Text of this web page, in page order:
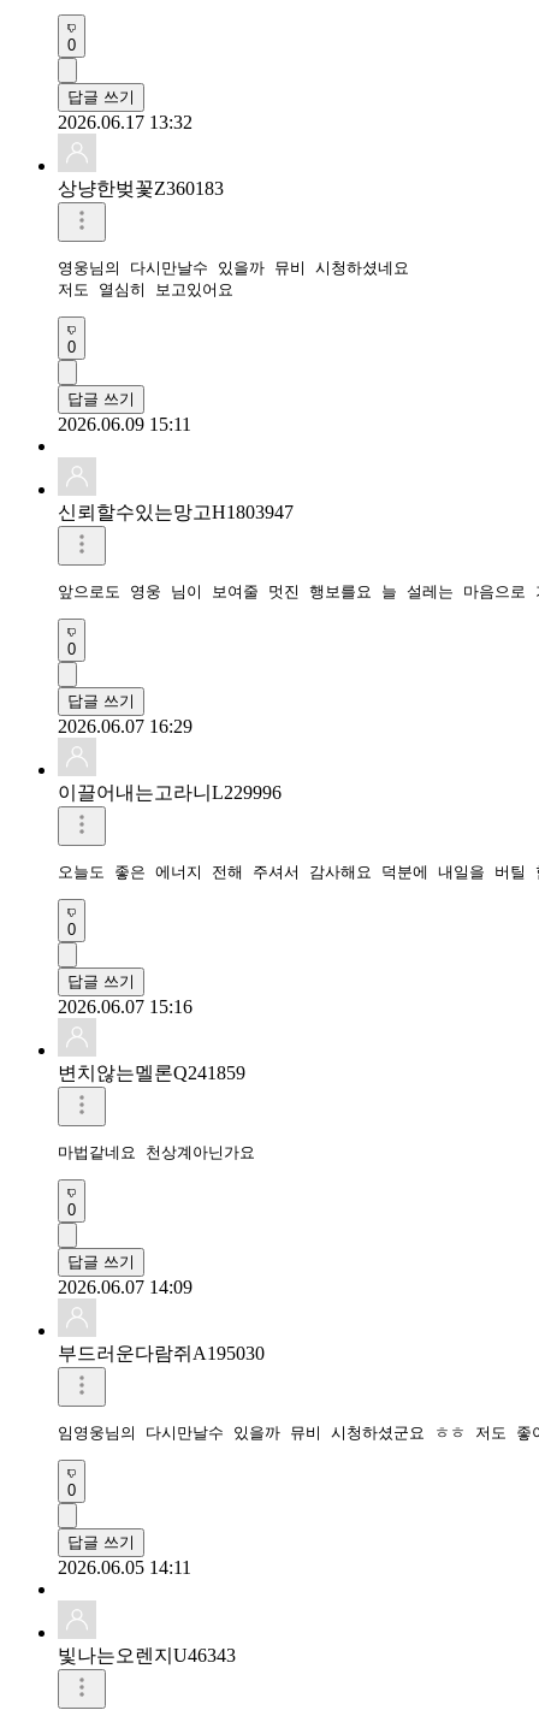
0
답글 쓰기
2026.06.17 13:32
상냥한벚꽃Z360183
영웅님의 다시만날수 있을까 뮤비 시청하셨네요
저도 열심히 보고있어요
0
답글 쓰기
2026.06.09 15:11
신뢰할수있는망고H1803947
0
답글 쓰기
2026.06.07 16:29
이끌어내는고라니L229996
0
답글 쓰기
2026.06.07 15:16
변치않는멜론Q241859
0
답글 쓰기
2026.06.07 14:09
부드러운다람쥐A195030
임영웅님의 다시만날수 있을까 뮤비 시청하셨군요 ㅎㅎ 저도
0
답글 쓰기
2026.06.05 14:11
빛나는오렌지U46343